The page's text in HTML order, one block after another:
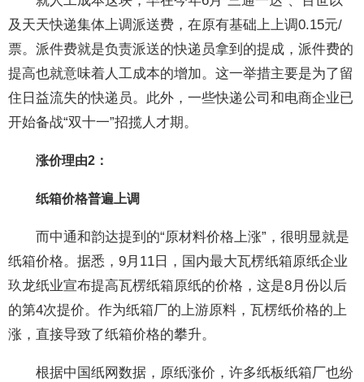
及天天快递集体上调派送费，在原有基础上上调0.15元/
票。派件费就是负责派送的快递员拿到的提成，派件费的
提高也就意味着人工成本的增加。这一举措主要是为了留
住日益流失的快递员。此外，一些快递公司和电商企业已
开始备战“双十一”招揽人才期。
涨价理由2：
纸箱价格普遍上调
而中通和韵达提到的“原材料价格上涨”，很明显就是
纸箱价格。据悉，9月11日，国内最大瓦楞纸箱原纸企业
玖龙纸业宣布提高瓦楞纸箱原纸的价格，这是8月份以后
的第4次提价。作为纸箱厂的上游原料，瓦楞纸价格的上
涨，直接导致了纸箱价格的攀升。
根据中国纸网数据，原纸涨价，许多纸板纸箱厂也纷